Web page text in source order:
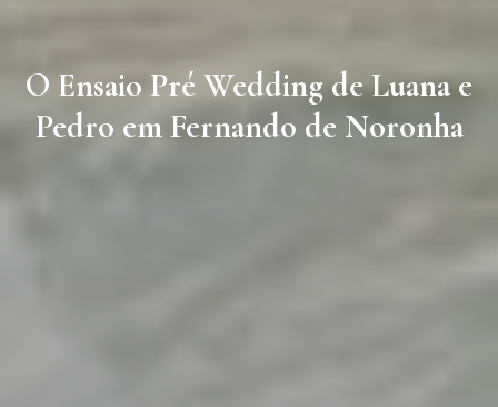
O Ensaio Pré Wedding de Luana e
Pedro em Fernando de Noronha